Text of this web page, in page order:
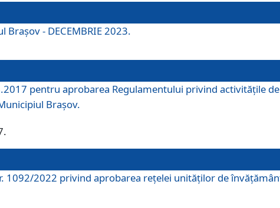
- DECEMBRIE 2023.
pentru aprobarea Regulamentului privind activitățile
Braşov.
1092/2022 privind aprobarea rețelei unităților de